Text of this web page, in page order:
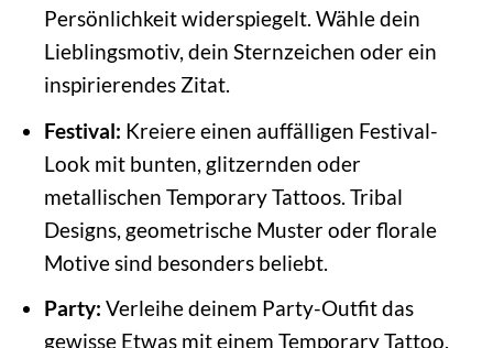
Persönlichkeit widerspiegelt. Wähle dein
Lieblingsmotiv, dein Sternzeichen oder ein
inspirierendes Zitat.
Festival: Kreiere einen auffälligen Festival-
Look mit bunten, glitzernden oder
metallischen Temporary Tattoos. Tribal
Designs, geometrische Muster oder florale
Motive sind besonders beliebt.
Party: Verleihe deinem Party-Outfit das
gewisse Etwas mit einem Temporary Tattoo,